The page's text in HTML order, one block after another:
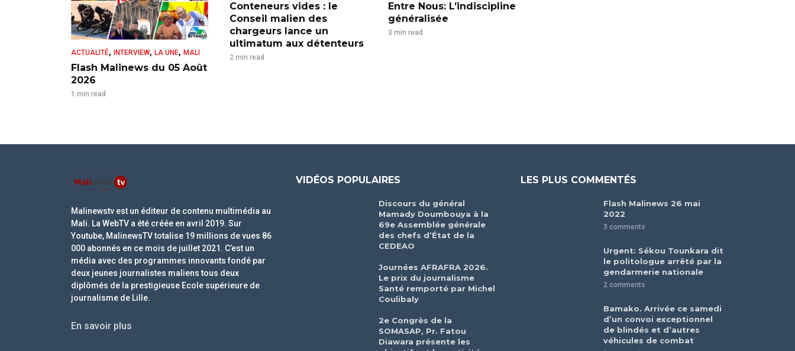
ACTUALITÉ, INTERVIEW, LA UNE, MALI
Flash Malinews du 05 Août
2026
1 min read
Conteneurs vides : le
Conseil malien des
chargeurs lance un
ultimatum aux détenteurs
2 min read
Entre Nous: L’indiscipline
généralisée
3 min read
Malinewstv est un éditeur de contenu multimédia au
Mali. La WebTV a été créée en avril 2019. Sur
Youtube, MalinewsTV totalise 19 millions de vues 86
000 abonnés en ce mois de juillet 2021. C’est un
média avec des programmes innovants fondé par
deux jeunes journalistes maliens tous deux
diplômés de la prestigieuse Ecole supérieure de
journalisme de Lille.
En savoir plus
VIDÉOS POPULAIRES
Discours du général
Mamady Doumbouya à la
69e Assemblée générale
des chefs d’État de la
CEDEAO
Journées AFRAFRA 2026.
Le prix du journalisme
Santé remporté par Michel
Coulibaly
2e Congrès de la
SOMASAP, Pr. Fatou
Diawara présente les
LES PLUS COMMENTÉS
Flash Malinews 26 mai
2022
3 comments
Urgent: Sékou Tounkara dit
le politologue arrêté par la
gendarmerie nationale
2 comments
Bamako. Arrivée ce samedi
d’un convoi exceptionnel
de blindés et d’autres
véhicules de combat